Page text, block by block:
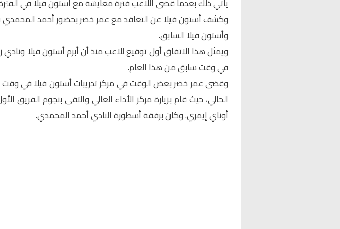
وكشف أستون فيلا عن التعاقد مع عمر خضر بحضور أحمد المحمدي
وأستون فيلا السابق.
ويمثل هذا الاتفاق أول توقيع للاعب منذ أن أبرم أستون فيلا ونادي
في وقت سابق من هذا العام.
وقضى عمر خضر بعض الوقت في مركز تدريبات أستون فيلا في
الحالي، حيث قام بزيارة مركز الأداء العالي والتقى بنجوم الفريق
أوناي إيمري. وكان برفقة أسطورة النادي أحمد المحمدي.